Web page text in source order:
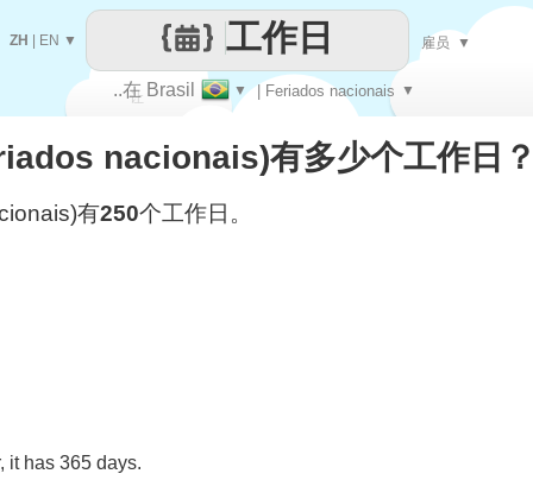
让
每一天
..在 Brasil ▼ | Feriados nacionais ▼
工作日
ZH EN ▼ 雇员 ▼
nacionais)有多少个工作日
有250个工作日。
it has 365 days.